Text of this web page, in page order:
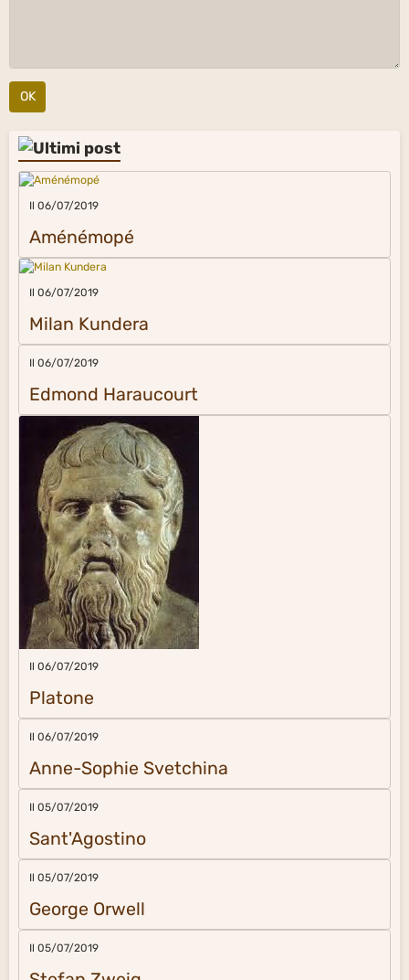
OK
Il 06/07/2019
Aménémopé
Il 06/07/2019
Milan Kundera
Il 06/07/2019
Edmond Haraucourt
Il 06/07/2019
Platone
Il 06/07/2019
Anne-Sophie Svetchina
Il 05/07/2019
Sant'Agostino
Il 05/07/2019
George Orwell
Il 05/07/2019